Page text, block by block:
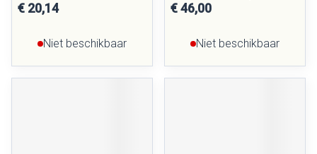
€ 20,14
Niet beschikbaar
€ 46,00
Niet beschikbaar